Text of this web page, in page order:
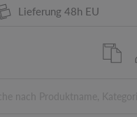
98% Warenverfügbarkeit
Lieferung 48h EU
5 Jahre Garantie
German Engineering